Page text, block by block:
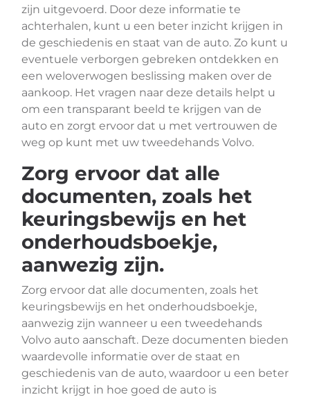
zijn uitgevoerd. Door deze informatie te
achterhalen, kunt u een beter inzicht krijgen in
de geschiedenis en staat van de auto. Zo kunt u
eventuele verborgen gebreken ontdekken en
een weloverwogen beslissing maken over de
aankoop. Het vragen naar deze details helpt u
om een transparant beeld te krijgen van de
auto en zorgt ervoor dat u met vertrouwen de
weg op kunt met uw tweedehands Volvo.
Zorg ervoor dat alle
documenten, zoals het
keuringsbewijs en het
onderhoudsboekje,
aanwezig zijn.
Zorg ervoor dat alle documenten, zoals het
keuringsbewijs en het onderhoudsboekje,
aanwezig zijn wanneer u een tweedehands
Volvo auto aanschaft. Deze documenten bieden
waardevolle informatie over de staat en
geschiedenis van de auto, waardoor u een beter
inzicht krijgt in hoe goed de auto is